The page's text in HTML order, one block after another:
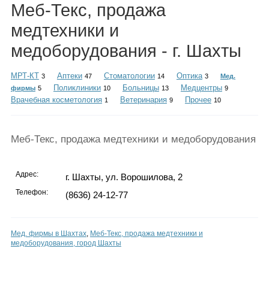
Инфо
Гороскоп
Карты
Меб-Текс, продажа
медтехники и
медоборудования - г. Шахты
МРТ-КТ 3 Аптеки 47 Стоматологии 14 Оптика 3
Мед.
фирмы 5 Поликлиники 10 Больницы 13 Медцентры 9
Врачебная косметология 1 Ветеринария 9 Прочее 10
Меб-Текс, продажа медтехники и медоборудования
Адрес: г. Шахты, ул. Ворошилова, 2
Телефон: (8636) 24-12-77
Мед. фирмы в Шахтах, Меб-Текс, продажа медтехники и
медоборудования, город Шахты